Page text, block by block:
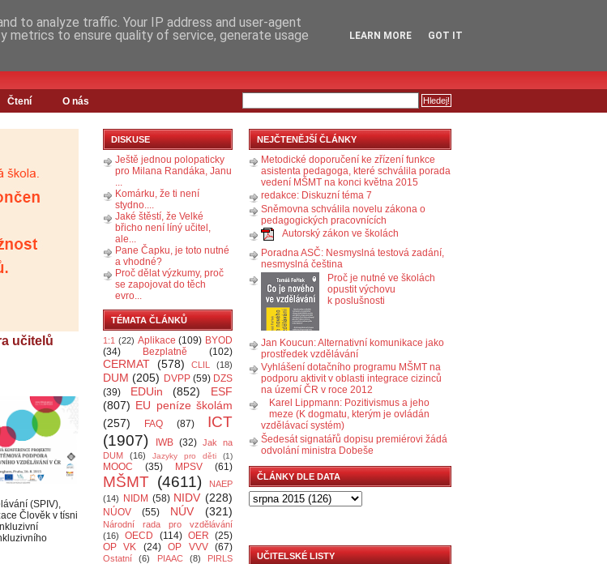
Čtení O nás
učitelů
(SPIV),
Člověk v tísni
DISKUSE
Ještě jednou polopaticky
pro Milana Randáka, Janu
...
Komárku, že ti není
stydno....
Jaké štěstí, že Velké
břicho není líný učitel,
ale...
Pane Čapku, je toto nutné
a vhodné?
Proč dělat výzkumy, proč
se zapojovat do těch
evro...
TÉMATA ČLÁNKŮ
1:1 (22) Aplikace (109) BYOD
(34)
Bezplatně (102)
CERMAT (578) CLIL (18)
DUM (205) DVPP (59) DZS
(39)
EDUin (852)
ESF
(807) EU peníze školám
(257)
FAQ (87)
ICT
(1907)
IWB (32) Jak na
DUM
(16) Jazyky pro děti (1)
MOOC (35) MPSV (61)
MŠMT (4611)
NAEP
(14)
NIDM (58) NIDV (228)
NÚOV (55) NÚV (321)
Národní rada pro vzdělávání
(16)
OECD (114) OER (25)
OP VK
(24) OP VVV (67)
Ostatní (6) PIAAC (8)
PIRLS
NEJČTENĚJŠÍ ČLÁNKY
Metodické doporučení ke zřízení funkce
asistenta pedagoga, které schválila porada
vedení MŠMT na konci května 2015
redakce: Diskuzní téma 7
Sněmovna schválila novelu zákona o
pedagogických pracovnících
Autorský zákon ve školách
Poradna ASČ: Nesmyslná testová zadání,
nesmyslná čeština
Proč je nutné ve školách
opustit výchovu
k poslušnosti
Jan Koucun: Alternativní komunikace jako
prostředek vzdělávání
Vyhlášení dotačního programu MŠMT na
podporu aktivit v oblasti integrace cizinců
na území ČR v roce 2012
Karel Lippmann: Pozitivismus a jeho
meze (K dogmatu, kterým je ovládán
vzdělávací systém)
Šedesát signatářů dopisu premiérovi žádá
odvolání ministra Dobeše
ČLÁNKY DLE DATA
UČITELSKÉ LISTY
to analyze traffic. Your IP address and user-agent
metrics to ensure quality of service, generate usage
LEARN MORE GOT IT